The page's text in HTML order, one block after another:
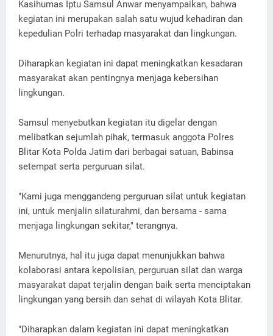
Kasihumas Iptu Samsul Anwar menyampaikan, bahwa
kegiatan ini merupakan salah satu wujud kehadiran dan
kepedulian Polri terhadap masyarakat dan lingkungan.
Diharapkan kegiatan ini dapat meningkatkan kesadaran
masyarakat akan pentingnya menjaga kebersihan
lingkungan.
Samsul menyebutkan kegiatan itu digelar dengan
melibatkan sejumlah pihak, termasuk anggota Polres
Blitar Kota Polda Jatim dari berbagai satuan, Babinsa
setempat serta perguruan silat.
"Kami juga menggandeng perguruan silat untuk kegiatan
ini, untuk menjalin silaturahmi, dan bersama - sama
menjaga lingkungan sekitar," terangnya.
Menurutnya, hal itu juga dapat menunjukkan bahwa
kolaborasi antara kepolisian, perguruan silat dan warga
masyarakat dapat terjalin dengan baik serta menciptakan
lingkungan yang bersih dan sehat di wilayah Kota Blitar.
"Diharapkan dalam kegiatan ini dapat meningkatkan